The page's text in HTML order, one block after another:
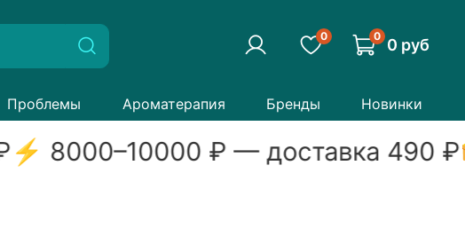
0 0 0 руб
Проблемы Ароматерапия Бренды Новинки
⚡ 8000–10000₽ — доставка 490₽